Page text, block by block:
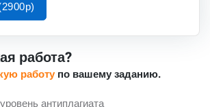
работа?
работу по вашему заданию.
антиплагиата